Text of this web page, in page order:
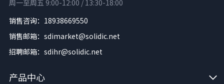
周一至周五 9:00-12:00 / 13:30-18:00
销售咨询：18938669550
销售邮箱：sdimarket@solidic.net
招聘邮箱：sdihr@solidic.net
产品中心